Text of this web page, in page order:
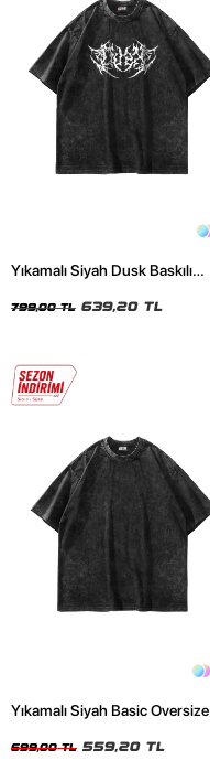
Yıkamalı Siyah Dusk Baskılı
799,00 TL 639,20 TL
Yıkamalı Siyah Basic Oversize
699,00 TL 559,20 TL